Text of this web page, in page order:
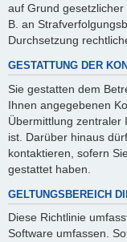
auf Grund
B. an
Durchsetzung
GESTATTUNG DER
Sie gestatten dem
Ihnen angegebenen
Übermittlung zentraler
ist. Darüber hinaus
kontaktieren, sofern
gestattet haben.
GELTUNGSBEREICH
Diese Richtlinie
Software umfassen.